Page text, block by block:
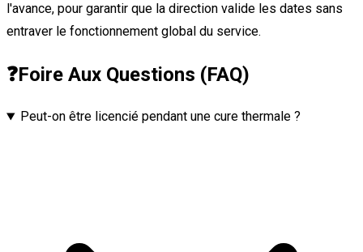
l'avance, pour garantir que la direction valide les dates sans
entraver le fonctionnement global du service.
❓Foire Aux Questions (FAQ)
Peut-on être licencié pendant une cure thermale ?